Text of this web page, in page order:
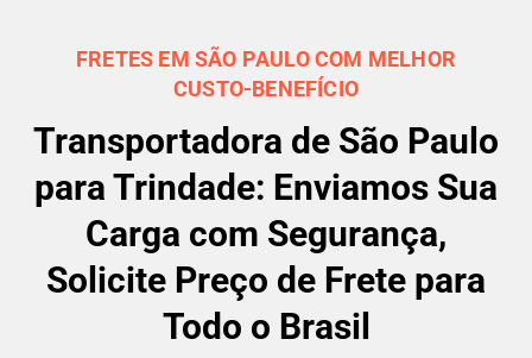
FRETES EM SÃO PAULO COM MELHOR
CUSTO-BENEFÍCIO
Transportadora de São Paulo
para Trindade: Enviamos Sua
Carga com Segurança,
Solicite Preço de Frete para
Todo o Brasil